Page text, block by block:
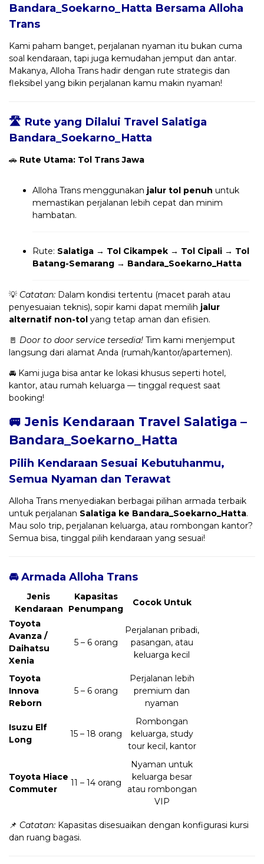
Bandara_Soekarno_Hatta Bersama Alloha
Trans
Kami paham banget, perjalanan nyaman itu bukan cuma
soal kendaraan, tapi juga kemudahan jemput dan antar.
Makanya, Alloha Trans hadir dengan rute strategis dan
fleksibel yang bikin perjalanan kamu makin nyaman!
🛣️ Rute yang Dilalui Travel Salatiga
Bandara_Soekarno_Hatta
🚗 Rute Utama: Tol Trans Jawa
Alloha Trans menggunakan jalur tol penuh untuk
memastikan perjalanan lebih cepat dan minim
hambatan.
Rute: Salatiga → Tol Cikampek → Tol Cipali → Tol
Batang-Semarang → Bandara_Soekarno_Hatta
💡 Catatan: Dalam kondisi tertentu (macet parah atau
penyesuaian teknis), sopir kami dapat memilih jalur
alternatif non-tol yang tetap aman dan efisien.
🚪 Door to door service tersedia! Tim kami menjemput
langsung dari alamat Anda (rumah/kantor/apartemen).
🚘 Kami juga bisa antar ke lokasi khusus seperti hotel,
kantor, atau rumah keluarga — tinggal request saat
booking!
🚐 Jenis Kendaraan Travel Salatiga –
Bandara_Soekarno_Hatta
Pilih Kendaraan Sesuai Kebutuhanmu,
Semua Nyaman dan Terawat
Alloha Trans menyediakan berbagai pilihan armada terbaik
untuk perjalanan Salatiga ke Bandara_Soekarno_Hatta.
Mau solo trip, perjalanan keluarga, atau rombongan kantor?
Semua bisa, tinggal pilih kendaraan yang sesuai!
🚘 Armada Alloha Trans
Jenis
Kendaraan
Kapasitas
Penumpang
Cocok Untuk
Toyota
Avanza /
Daihatsu
Xenia
5 – 6 orang
Perjalanan pribadi,
pasangan, atau
keluarga kecil
Toyota
Innova
Reborn
5 – 6 orang
Perjalanan lebih
premium dan
nyaman
Isuzu Elf
Long
15 – 18 orang
Rombongan
keluarga, study
tour kecil, kantor
Toyota Hiace
Commuter
11 – 14 orang
Nyaman untuk
keluarga besar
atau rombongan
VIP
📌 Catatan: Kapasitas disesuaikan dengan konfigurasi kursi
dan ruang bagasi.